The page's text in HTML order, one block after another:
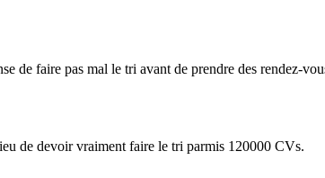
de faire pas mal le tri avant de prendre des rendez-
de devoir vraiment faire le tri parmis 120000 CVs.